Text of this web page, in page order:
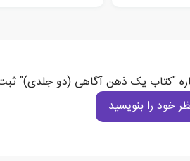
"کتاب پک ذهن آگاهی (دو جلدی)"
خود را بنویسید